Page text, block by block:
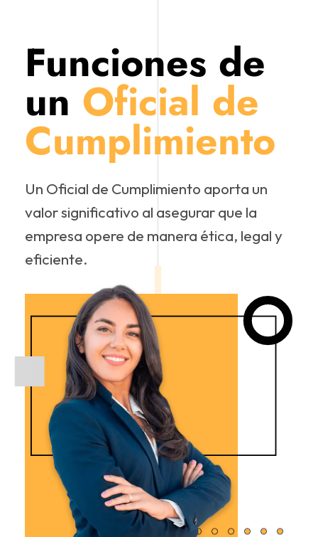
Funciones de
un Oficial de
Cumplimiento
Un Oficial de Cumplimiento aporta un
valor significativo al asegurar que la
empresa opere de manera ética, legal y
eficiente.